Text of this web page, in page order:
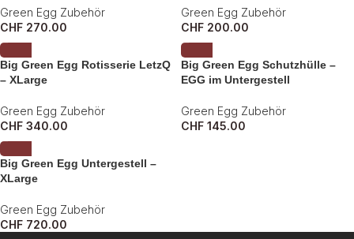
Green Egg Zubehör
CHF 270.00
Green Egg Zubehör
CHF 200.00
Big Green Egg Rotisserie LetzQ
– XLarge
Green Egg Zubehör
CHF 340.00
Big Green Egg Schutzhülle –
EGG im Untergestell
Green Egg Zubehör
CHF 145.00
Big Green Egg Untergestell –
XLarge
Green Egg Zubehör
CHF 720.00